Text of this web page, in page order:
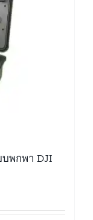
พกพา DJI